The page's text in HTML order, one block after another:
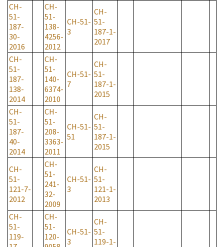
CH-
51-
187-
30-
2016
CH-
51-
138-
4256-
2012
CH-51-
3
CH-
51-
187-1-
2017
CH-
51-
187-
138-
2014
CH-
51-
140-
6374-
2010
CH-51-
7
CH-
51-
187-1-
2015
CH-
51-
187-
40-
2014
CH-
51-
208-
3363-
2011
CH-51-
51
CH-
51-
187-1-
2015
CH-
51-
121-7-
2012
CH-
51-
241-
32-
2009
CH-51-
3
CH-
51-
121-1-
2013
CH-
51-
119-
CH-
51-
120-
CH-51-
3
CH-
51-
119-1-